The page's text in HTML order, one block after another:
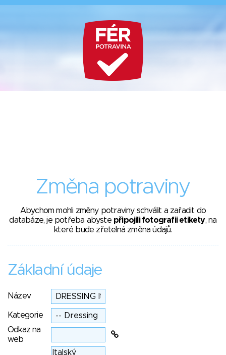
Změna potraviny
Abychom mohli změny potraviny schválit a zařadit do
databáze, je potřeba abyste připojili fotografii etikety, na
které bude zřetelná změna údajů.
Základní údaje
Název
Kategorie
Odkaz na
web